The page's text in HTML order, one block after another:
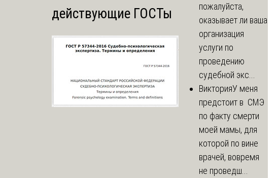
действующие ГОСТы
пожалуйста,
оказывает ли ваша
организация
услуги по
проведению
судебной экс...
ВикторияУ меня
предстоит в СМЭ
по факту смерти
моей мамы, для
которой по вине
врачей, вовремя
не проведш...